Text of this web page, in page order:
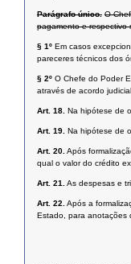
Parágrafo único. O
pagamento e respectivo
§ 1º Em casos
pareceres técnicos dos
§ 2º O Chefe do Poder
através de acordo
Art. 18. Na hipótese de
Art. 19. Na hipótese de
Art. 20.Após
qual o valor do crédito
Art. 21.As despesas e
Art. 22.Após a
Estado, para anotações